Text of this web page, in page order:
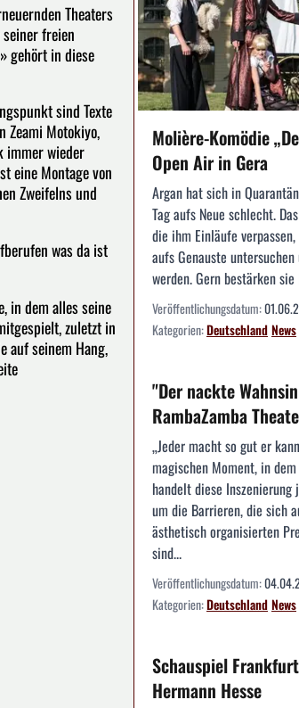
Theaters
freien
gehört in diese
sind Texte
Zeami Motokiyo,
immer wieder
eine Montage von
Zweifelns und
was da ist
in dem alles seine
zuletzt in
auf seinem Hang,
Molière-Komödie
Open Air in Gera
Argan hat sich in
Tag aufs Neue schlecht.
die ihm Einläufe
aufs Genauste
werden. Gern bestärken
Veröffentlichungsdatum:
Kategorien:DeutschlandNews
"Der nackte
RambaZamba
„Jeder macht so gut er
magischen Moment, in
handelt diese
um die Barrieren, die sich
ästhetisch organisierten
sind...
Veröffentlichungsdatum:
Kategorien:DeutschlandNews
Schauspiel
Hermann Hesse